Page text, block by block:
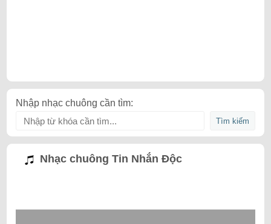
Nhập nhạc chuông cần tìm:
Nhạc chuông Tin Nhắn Độc